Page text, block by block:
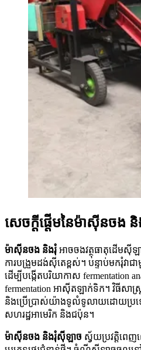
សេចក្តីផ្តើមនៃម៉ាស៊ីនចង និ
ម៉ាស៊ីនចង និងរុំ អាចចងវត្ថុធាតុដើមស៊ី
ការបង្រួមដង់ស៊ីតេខ្ពស់។ បន្ទាប់មករុំវា
ដើម្បីបង្កើតបរិយាកាស fermentation
fermentation អាស៊ីតឡាក់ទិក។ វិធីសាស្
និងប្រើប្រាស់យ៉ាងទូលំទូលាយដោយប្រទ
សហរដ្ឋអាមេរិក និងជប៉ុន។
ម៉ាស៊ីនចង និងរុំស៊ីឡាច ស្វ័យប្រវត្តិពេ